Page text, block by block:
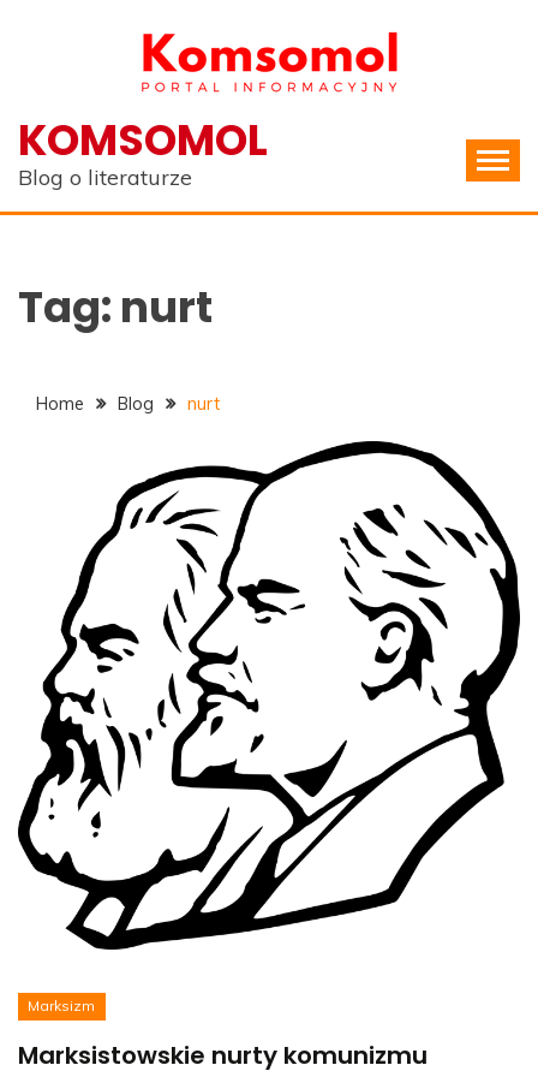
KOMSOMOL
Blog o literaturze
Tag: nurt
Home Blog nurt
Marksizm
Marksistowskie nurty komunizmu